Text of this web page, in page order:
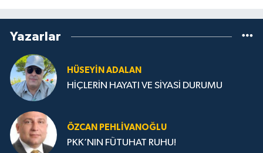
Yazarlar
HÜSEYIN ADALAN
HİÇLERİN HAYATI VE SİYASİ DURUMU
ÖZCAN PEHLIVANOĞLU
PKK’NIN FÜTUHAT RUHU!